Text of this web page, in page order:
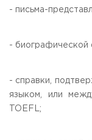
- письма-
- биографической
- справки,
языком, или
TOEFL;